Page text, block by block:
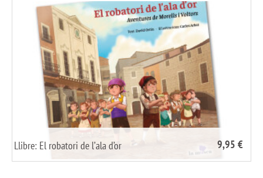
Llibre: El robatori de l’ala d’or 9,95 €
/share it